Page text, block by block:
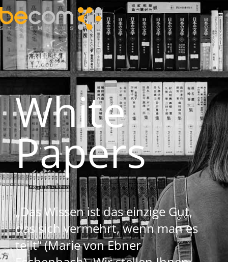
White
Papers
„Das Wissen ist das einzige Gut,
das sich vermehrt, wenn man es
teilt“ (Marie von Ebner